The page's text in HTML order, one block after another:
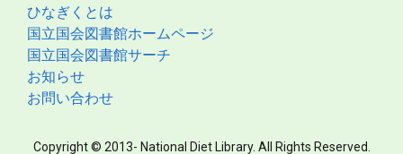
ひなぎくとは
国立国会図書館ホームページ
国立国会図書館サーチ
お知らせ
お問い合わせ
Copyright © 2013- National Diet Library. All Rights Reserved.